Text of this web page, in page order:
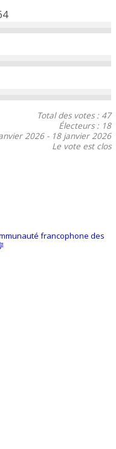
Total des votes : 47
Électeurs : 18
2026- 18 janvier 2026
Le vote est clos
francophone des